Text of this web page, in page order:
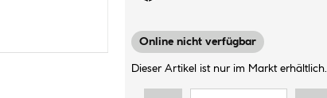
Online nicht verfügbar
Dieser Artikel ist nur im Markt erhältlich.